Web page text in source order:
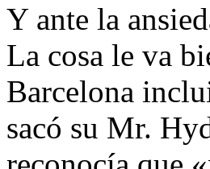
Y ante la
La cosa le va
Barcelona
sacó su Mr.